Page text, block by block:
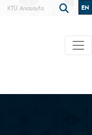
KTÜ Anasayfa EN